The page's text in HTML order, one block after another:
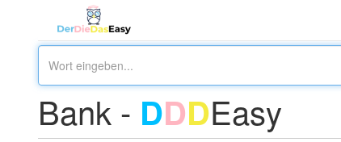
Bank - DDDEasy